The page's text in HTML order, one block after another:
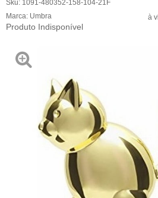
Sku: 1091-480352-158-104-21F
Marca: Umbra
Produto Indisponível
à